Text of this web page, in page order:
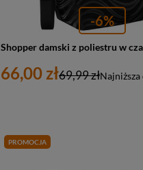
-6%
66,00 zł Najniższa
69,99 zł
PROMOCJA